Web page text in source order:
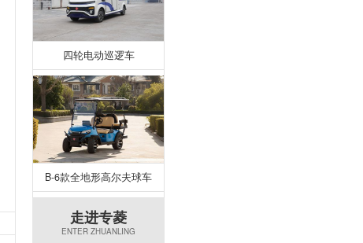
四轮电动巡逻车
B-6款全地形高尔夫球车
走进专菱
ENTER ZHUANLING